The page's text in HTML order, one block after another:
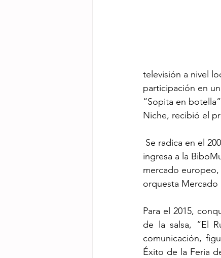
televisión a nivel
participación en
“Sopita en
Niche, recibió el
ingresa a la
mercado
orquesta Mercado
Para el 2015,
de la salsa, “El
comunicación,
Éxito de la Feria